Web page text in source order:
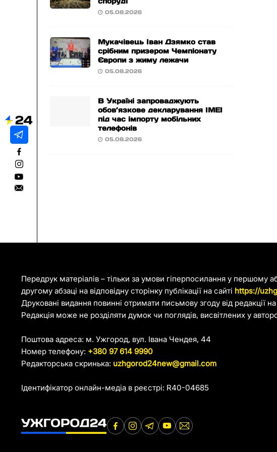
05.08.2026
Мукачівець Іван Дзямко став
срібним призером Чемпіонату
Європи з жиму лежачи
05.08.2026
В Україні запроваджують
обов’язкове декларування IMEI
під час імпорту мобільних
телефонів
05.08.2026
Передрук матеріалів – тільки за умови гіперпосилання у першому
другому абзаці на відповідну сторінку публікації на сайті https://
Друковані видання повинні отримати письмову згоду від редакції
Редакція може не розділяти думок чи поглядів, висвітлених у
Поштова адреса: м. Ужгород, вул. Івана Чендея, 44
Номер телефону: +380 97 614 9990
Редакторська скринька: uzhgorod24new@gmail.com
Ідентифікатор онлайн-медіа в реєстрі: R40-04685